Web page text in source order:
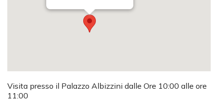
Visita presso il Palazzo Albizzini dalle Ore 10:00 alle ore
11:00